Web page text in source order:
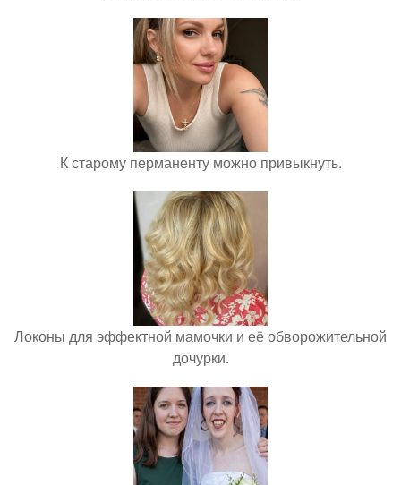
К старому перманенту можно привыкнуть.
Локоны для эффектной мамочки и её обворожительной
дочурки.